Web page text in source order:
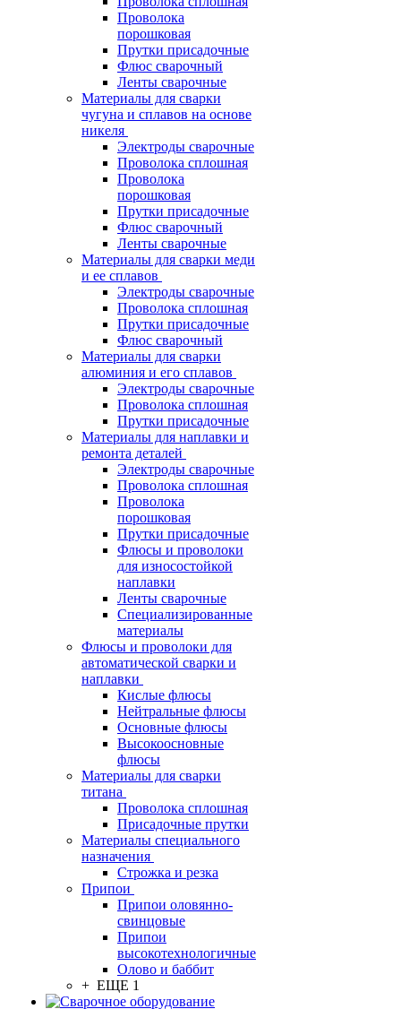
Проволока
порошковая
Прутки присадочные
Флюс сварочный
Ленты сварочные
Материалы для сварки
чугуна и сплавов на основе
никеля
Электроды сварочные
Проволока сплошная
Проволока
порошковая
Прутки присадочные
Флюс сварочный
Ленты сварочные
Материалы для сварки меди
и ее сплавов
Электроды сварочные
Проволока сплошная
Прутки присадочные
Флюс сварочный
Материалы для сварки
алюминия и его сплавов
Электроды сварочные
Проволока сплошная
Прутки присадочные
Материалы для наплавки и
ремонта деталей
Электроды сварочные
Проволока сплошная
Проволока
порошковая
Прутки присадочные
Флюсы и проволоки
для износостойкой
наплавки
Ленты сварочные
Специализированные
материалы
Флюсы и проволоки для
автоматической сварки и
наплавки
Кислые флюсы
Нейтральные флюсы
Основные флюсы
Высокоосновные
флюсы
Материалы для сварки
титана
Проволока сплошная
Присадочные прутки
Материалы специального
назначения
Строжка и резка
Припои
Припои оловянно-
свинцовые
Припои
высокотехнологичные
Олово и баббит
+ ЕЩЕ 1